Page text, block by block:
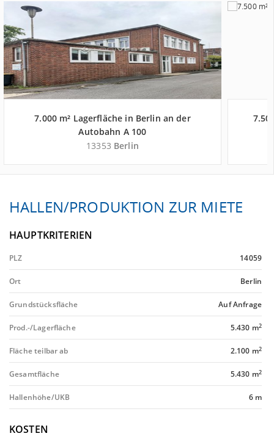
7.000 m² Lagerfläche in Berlin an der
Autobahn A 100
13353 Berlin
HALLEN/PRODUKTION ZUR MIETE
HAUPTKRITERIEN
PLZ 14059
Ort Berlin
Grundstücksfläche Auf Anfrage
Prod.-/Lagerfläche 5.430 m2
Fläche teilbar ab 2.100 m2
Gesamtfläche 5.430 m2
Hallenhöhe/UKB 6 m
KOSTEN